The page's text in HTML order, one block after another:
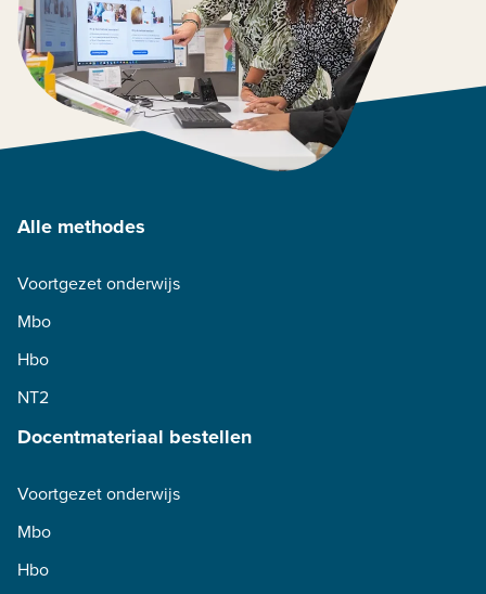
Alle methodes
Voortgezet onderwijs
Mbo
Hbo
NT2
Docentmateriaal bestellen
Voortgezet onderwijs
Mbo
Hbo